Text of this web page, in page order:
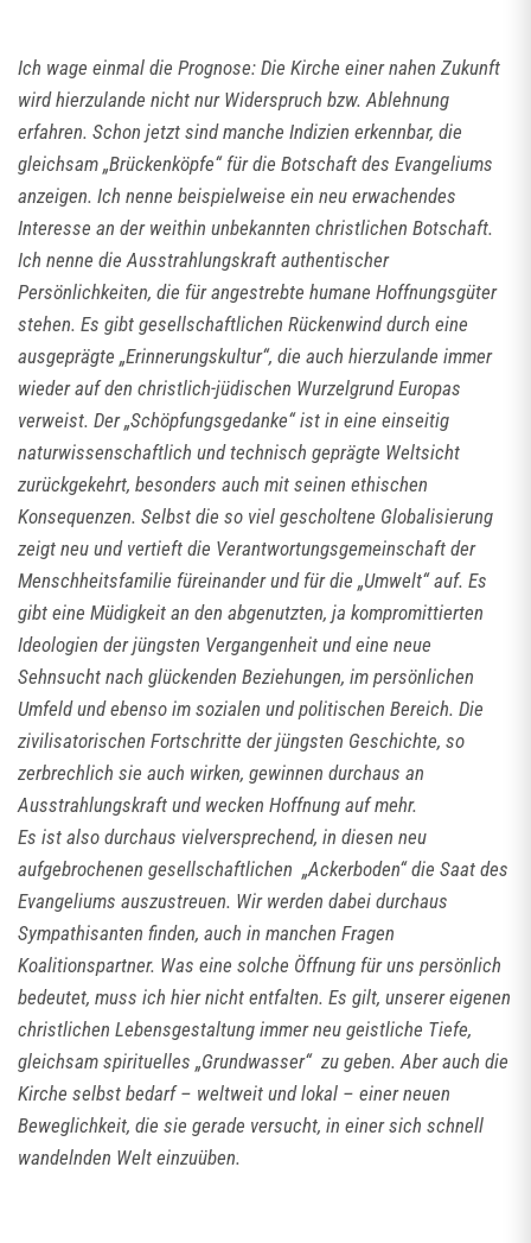
Ich wage einmal die Prognose: Die Kirche einer nahen Zukunft
wird hierzulande nicht nur Widerspruch bzw. Ablehnung
erfahren. Schon jetzt sind manche Indizien erkennbar, die
gleichsam „Brückenköpfe“ für die Botschaft des Evangeliums
anzeigen. Ich nenne beispielweise ein neu erwachendes
Interesse an der weithin unbekannten christlichen Botschaft.
Ich nenne die Ausstrahlungskraft authentischer
Persönlichkeiten, die für angestrebte humane Hoffnungsgüter
stehen. Es gibt gesellschaftlichen Rückenwind durch eine
ausgeprägte „Erinnerungskultur“, die auch hierzulande immer
wieder auf den christlich-jüdischen Wurzelgrund Europas
verweist. Der „Schöpfungsgedanke“ ist in eine einseitig
naturwissenschaftlich und technisch geprägte Weltsicht
zurückgekehrt, besonders auch mit seinen ethischen
Konsequenzen. Selbst die so viel gescholtene Globalisierung
zeigt neu und vertieft die Verantwortungsgemeinschaft der
Menschheitsfamilie füreinander und für die „Umwelt“ auf. Es
gibt eine Müdigkeit an den abgenutzten, ja kompromittierten
Ideologien der jüngsten Vergangenheit und eine neue
Sehnsucht nach glückenden Beziehungen, im persönlichen
Umfeld und ebenso im sozialen und politischen Bereich. Die
zivilisatorischen Fortschritte der jüngsten Geschichte, so
zerbrechlich sie auch wirken, gewinnen durchaus an
Ausstrahlungskraft und wecken Hoffnung auf mehr.
Es ist also durchaus vielversprechend, in diesen neu
aufgebrochenen gesellschaftlichen „Ackerboden“ die Saat des
Evangeliums auszustreuen. Wir werden dabei durchaus
Sympathisanten finden, auch in manchen Fragen
Koalitionspartner. Was eine solche Öffnung für uns persönlich
bedeutet, muss ich hier nicht entfalten. Es gilt, unserer eigenen
christlichen Lebensgestaltung immer neu geistliche Tiefe,
gleichsam spirituelles „Grundwasser“ zu geben. Aber auch die
Kirche selbst bedarf – weltweit und lokal – einer neuen
Beweglichkeit, die sie gerade versucht, in einer sich schnell
wandelnden Welt einzuüben.